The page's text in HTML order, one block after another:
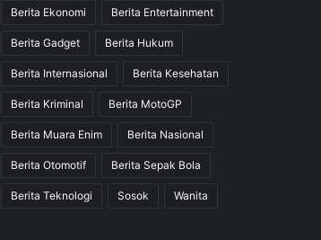
Berita Ekonomi Berita Entertainment
Berita Gadget Berita Hukum
Berita Internasional Berita Kesehatan
Berita Kriminal Berita MotoGP
Berita Muara Enim Berita Nasional
Berita Otomotif Berita Sepak Bola
Berita Teknologi Sosok Wanita